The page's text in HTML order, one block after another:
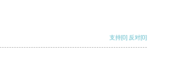
支持[0] 反对[0]